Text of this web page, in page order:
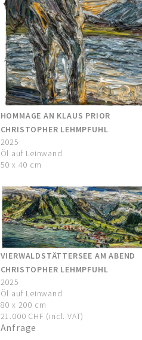
HOMMAGE AN KLAUS PRIOR
CHRISTOPHER LEHMPFUHL
2025
Öl auf Leinwand
50 x 40 cm
VIERWALDSTÄTTERSEE AM ABEND
CHRISTOPHER LEHMPFUHL
2025
Öl auf Leinwand
80 x 200 cm
21.000 CHF (incl. VAT)
Anfrage